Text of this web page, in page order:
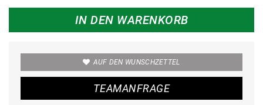
IN DEN WARENKORB
AUF DEN WUNSCHZETTEL
TEAMANFRAGE